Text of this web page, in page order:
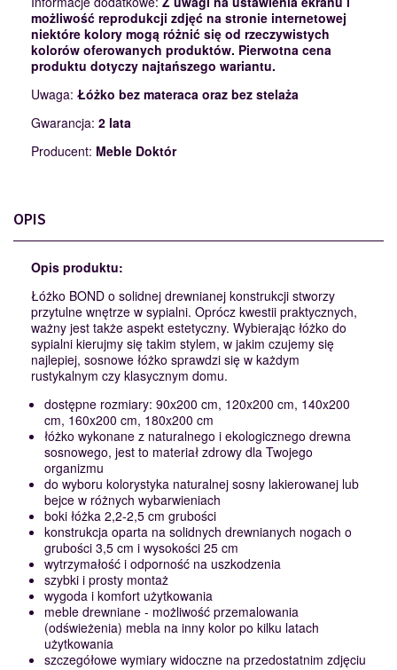
możliwość reprodukcji zdjęć na stronie internetowej
niektóre kolory mogą różnić się od rzeczywistych
kolorów oferowanych produktów. Pierwotna cena
produktu dotyczy najtańszego wariantu.
Uwaga: Łóżko bez materaca oraz bez stelaża
Gwarancja: 2 lata
Producent: Meble Doktór
OPIS
Opis produktu:
Łóżko BOND o solidnej drewnianej konstrukcji stworzy
przytulne wnętrze w sypialni. Oprócz kwestii praktycznych,
ważny jest także aspekt estetyczny. Wybierając łóżko do
sypialni kierujmy się takim stylem, w jakim czujemy się
najlepiej, sosnowe łóżko sprawdzi się w każdym
rustykalnym czy klasycznym domu.
dostępne rozmiary: 90x200 cm, 120x200 cm, 140x200
cm, 160x200 cm, 180x200 cm
łóżko wykonane z naturalnego i ekologicznego drewna
sosnowego, jest to materiał zdrowy dla Twojego
organizmu
do wyboru kolorystyka naturalnej sosny lakierowanej lub
bejce w różnych wybarwieniach
boki łóżka 2,2-2,5 cm grubości
konstrukcja oparta na solidnych drewnianych nogach o
grubości 3,5 cm i wysokości 25 cm
wytrzymałość i odporność na uszkodzenia
szybki i prosty montaż
wygoda i komfort użytkowania
meble drewniane - możliwość przemalowania
(odświeżenia) mebla na inny kolor po kilku latach
użytkowania
szczegółowe wymiary widoczne na przedostatnim zdjęciu